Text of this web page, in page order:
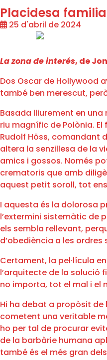
Placidesa
25 d'abril de 2024
La zona de interés, de
Dos Oscar de Hollywood
també ben merescut,
Basada lliurement en una
riu magnífic de Polònia.
Rudolf Höss, comandant
altera la senzillesa de la
amics i gossos. Només
crematoris que amb
aquest petit soroll, tot
I aquesta és la dolorosa
l’extermini sistemàtic de
els sembla rellevant,
d’obediència a les ordres
Certament, la pel·lícula
l’arquitecte de la solució
no importa, tot el mal i el
Hi ha debat a propòsit de
cometent una veritable
ho per tal de procurar
de la barbàrie humana
també és el més gran